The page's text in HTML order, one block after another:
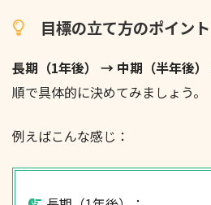
目標の立て方のポイント
長期（1年後） → 中期（半年後）
順で具体的に決めてみましょう。
例えばこんな感じ：